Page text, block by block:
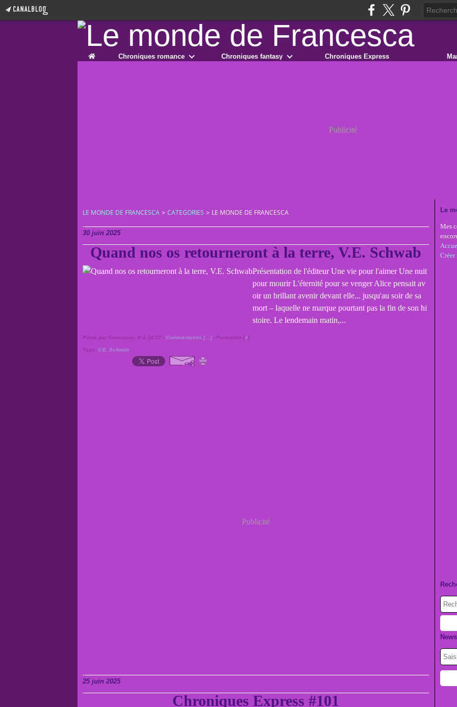
Home Chroniques romance Chroniques fantasy Chroniques Express
Publicité
LE MONDE DE FRANCESCA > CATEGORIES > LE MONDE DE FRANCESCA
30 juin 2025
Quand nos os retourneront à la terre, V.E. Schwab
Présentation de l'éditeur Une vie pour l'aimer Une nuit
pour mourir L'éternité pour se venger Alice pensait av
oir un brillant avenir devant elle... jusqu'au soir de sa
mort – laquelle ne marque pourtant pas la fin de son hi
stoire. Le lendemain matin,...
Posté par Francesca_fr à 14:37 - Commentaires [… ]- Permalien [#]
Tags: V.E. Schwab
Publicité
25 juin 2025
Chroniques Express #101
Le
Mes